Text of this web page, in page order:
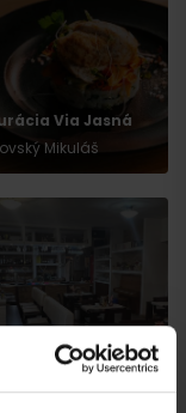
Via Jasná
Mikuláš
bistro
Mikuláš